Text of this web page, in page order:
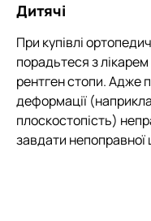
Дитячі
При купівлі
порадьтеся з лікарем
рентген стопи. Адже
деформації
плоскостопість)
завдати